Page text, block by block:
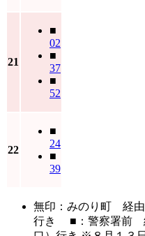
21
■
02
■
37
■
52
22
■
24
■
39
無印：みのり町 経由
行き ■：警察署前